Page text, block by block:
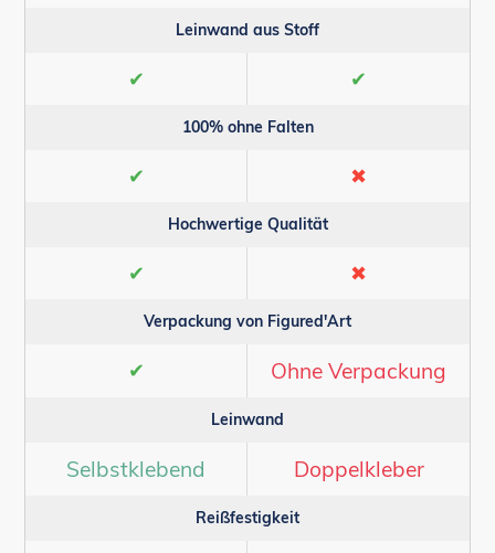
Leinwand aus Stoff
✔ ✔
100% ohne Falten
✔ ✖
Hochwertige Qualität
✔ ✖
Verpackung von Figured'Art
✔ Ohne Verpackung
Leinwand
Selbstklebend Doppelkleber
Reißfestigkeit